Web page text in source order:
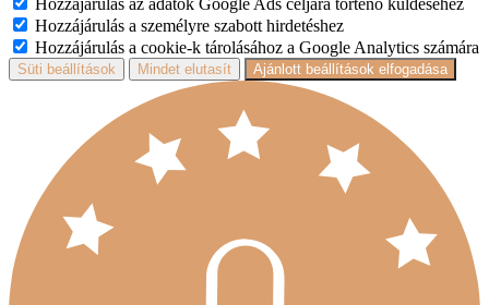
Hozzájárulás a személyre szabott hirdetéshez
Hozzájárulás a cookie-k tárolásához a Google Analytics számára
Süti beállítások Mindet elutasít Ajánlott beállítások elfogadása